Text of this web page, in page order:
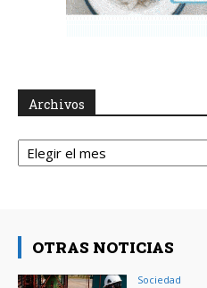
Archivos
Archivos
OTRAS NOTICIAS
Sociedad